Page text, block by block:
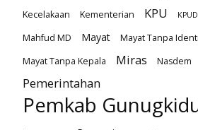
Kecelakaan
Kementerian KPU KPUD
Mahfud MD
Mayat
Mayat Tanpa
Mayat Tanpa Kepala
Miras Nasdem
Pemerintahan
Pemkab